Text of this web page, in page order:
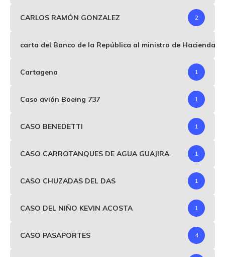
CARLOS RAMÓN GONZALEZ 2
carta del Banco de la República al ministro de Hacienda
Cartagena 1
Caso avión Boeing 737 1
CASO BENEDETTI 1
CASO CARROTANQUES DE AGUA GUAJIRA 1
CASO CHUZADAS DEL DAS 1
CASO DEL NIÑO KEVIN ACOSTA 1
CASO PASAPORTES 4